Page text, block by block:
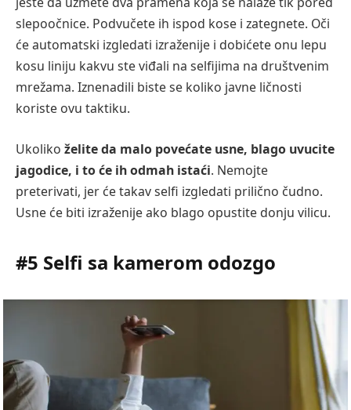
slepoočnice. Podvučete ih ispod kose i zategnete. Oči
će automatski izgledati izraženije i dobićete onu lepu
kosu liniju kakvu ste viđali na selfijima na društvenim
mrežama. Iznenadili biste se koliko javne ličnosti
koriste ovu taktiku.
Ukoliko želite da malo povećate usne, blago uvucite
jagodice, i to će ih odmah istaći. Nemojte
preterivati, jer će takav selfi izgledati prilično čudno.
Usne će biti izraženije ako blago opustite donju vilicu.
#5 Selfi sa kamerom odozgo